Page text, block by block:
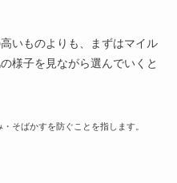
いものよりも、まずはマイル
様子を見ながら選んでいくと
そばかすを防ぐことを指します。